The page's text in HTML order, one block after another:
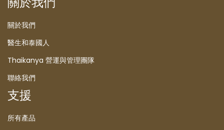
關於我們
醫生和泰國人
Thaikanya 營運與管理團隊
聯絡我們
支援
所有產品